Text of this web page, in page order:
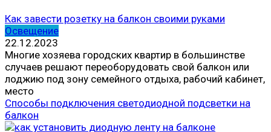
Как завести розетку на балкон своими руками
Освещение
22.12.2023
Многие хозяева городских квартир в большинстве
случаев решают переоборудовать свой балкон или
лоджию под зону семейного отдыха, рабочий кабинет,
место
Способы подключения светодиодной подсветки на
балкон